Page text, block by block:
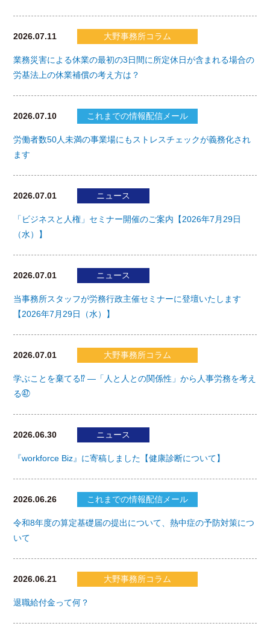
2026.07.11 大野事務所コラム
業務災害による休業の最初の3日間に所定休日が含まれる場合の
労基法上の休業補償の考え方は？
2026.07.10 これまでの情報配信メール
労働者数50人未満の事業場にもストレスチェックが義務化され
ます
2026.07.01 ニュース
「ビジネスと人権」セミナー開催のご案内【2026年7月29日
（水）】
2026.07.01 ニュース
当事務所スタッフが労務行政主催セミナーに登壇いたします
【2026年7月29日（水）】
2026.07.01 大野事務所コラム
学ぶことを棄てる⁉ ―「人と人との関係性」から人事労務を考え
る㊼
2026.06.30 ニュース
『workforce Biz』に寄稿しました【健康診断について】
2026.06.26 これまでの情報配信メール
令和8年度の算定基礎届の提出について、熱中症の予防対策につ
いて
2026.06.21 大野事務所コラム
退職給付金って何？